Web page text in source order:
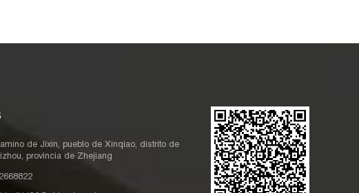
de Jixin, pueblo de Xinqiao, distrito de
provincia de Zhejiang